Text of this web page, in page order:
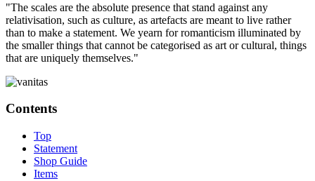
"The scales are the absolute presence that stand against any
relativisation, such as culture, as artefacts are meant to live rather
than to make a statement. We yearn for romanticism illuminated by
the smaller things that cannot be categorised as art or cultural, things
that are uniquely themselves."
Contents
Top
Statement
Shop Guide
Items